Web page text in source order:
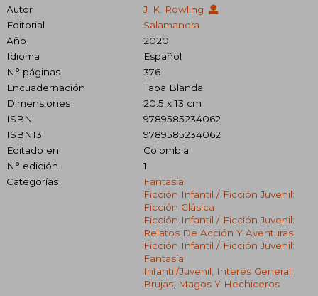
Autor
J. K. Rowling
Editorial
Salamandra
Año
2020
Idioma
Español
N° páginas
376
Encuadernación
Tapa Blanda
Dimensiones
20.5 x 13 cm
ISBN
9789585234062
ISBN13
9789585234062
Editado en
Colombia
N° edición
1
Categorías
Fantasía
Ficción Infantil / Ficción Juvenil:
Ficción Clásica
Ficción Infantil / Ficción Juvenil:
Relatos De Acción Y Aventuras
Ficción Infantil / Ficción Juvenil:
Fantasía
Infantil/juvenil, Interés General:
Brujas, Magos Y Hechiceros